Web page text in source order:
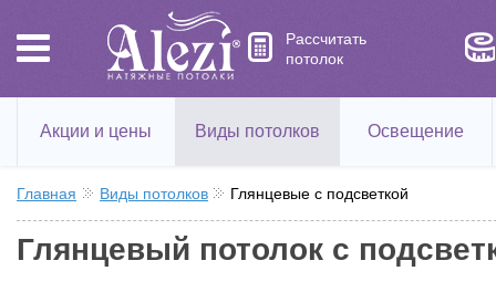
Рассчитать
потолок
Акции и цены Виды потолков Освещение
Главная Виды потолков Глянцевые с подсветкой
Глянцевый потолок с